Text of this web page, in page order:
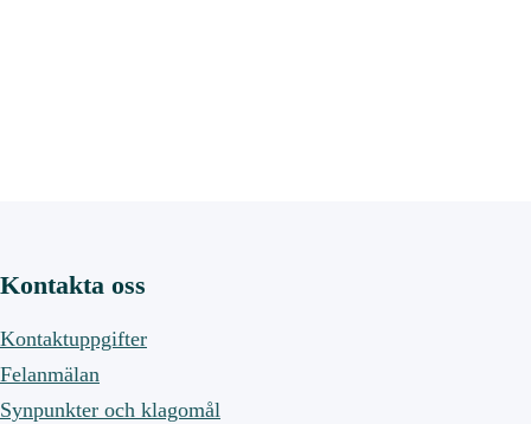
Kontakta oss
Kontaktuppgifter
Felanmälan
Synpunkter och klagomål